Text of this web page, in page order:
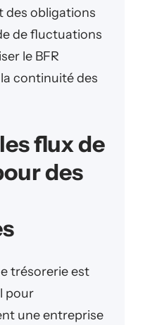
des obligations
de fluctuations
le BFR
continuité des
flux de
des
trésorerie est
pour
une entreprise